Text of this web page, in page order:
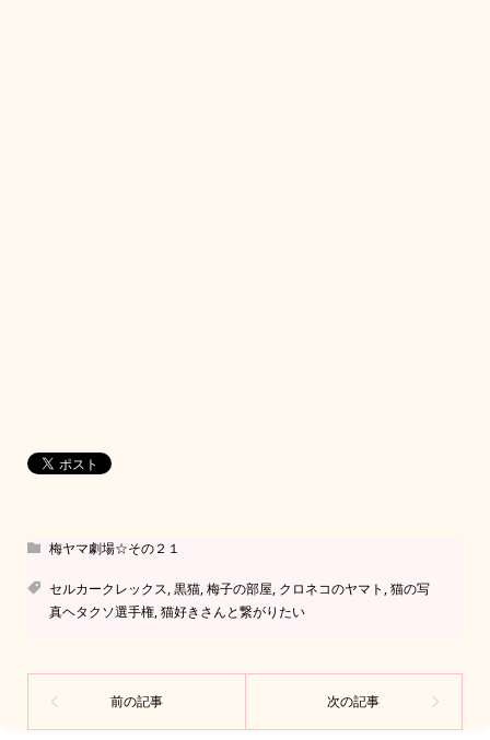
梅ヤマ劇場☆その２１
セルカークレックス,黒猫,梅子の部屋, クロネコのヤマト ,猫の写
真ヘタクソ選手権,猫好きさんと繋がりたい